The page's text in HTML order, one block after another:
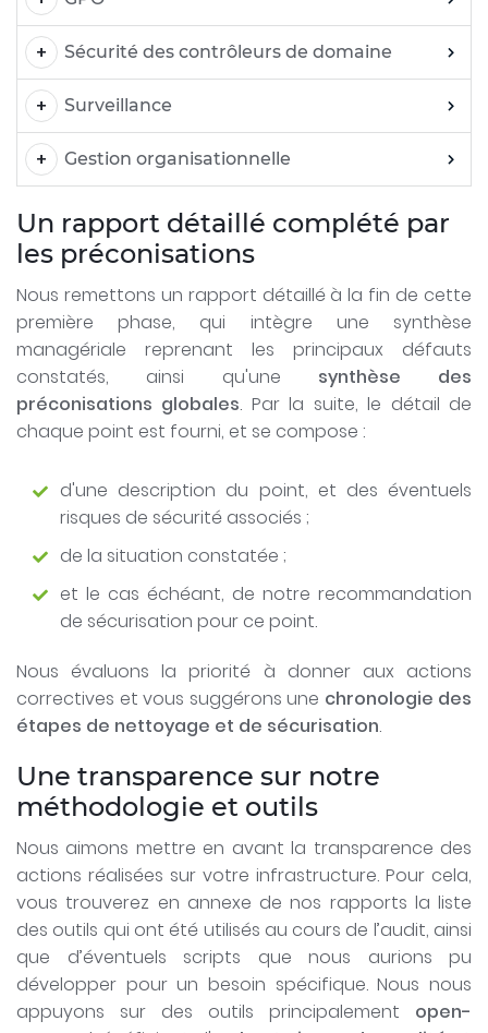
Sécurité des contrôleurs de domaine
Surveillance
Gestion organisationnelle
Un rapport détaillé complété par
les préconisations
Nous remettons un rapport détaillé à la fin de cette
première phase, qui intègre une synthèse
managériale reprenant les principaux défauts
constatés, ainsi qu'une synthèse des
préconisations globales. Par la suite, le détail de
chaque point est fourni, et se compose :
d'une description du point, et des éventuels
risques de sécurité associés ;
de la situation constatée ;
et le cas échéant, de notre recommandation
de sécurisation pour ce point.
Nous évaluons la priorité à donner aux actions
correctives et vous suggérons une chronologie des
étapes de nettoyage et de sécurisation.
Une transparence sur notre
méthodologie et outils
Nous aimons mettre en avant la transparence des
actions réalisées sur votre infrastructure. Pour cela,
vous trouverez en annexe de nos rapports la liste
des outils qui ont été utilisés au cours de l’audit, ainsi
que d’éventuels scripts que nous aurions pu
développer pour un besoin spécifique. Nous nous
appuyons sur des outils principalement open-